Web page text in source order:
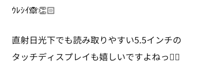
ｳﾚｼｲ🙈👏🏻
直射日光下でも読み取りやすい5.5インチの
タッチディスプレイも嬉しいですよねっ❤️‍🔥